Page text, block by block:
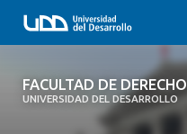
FACULTAD DE DERECHO
UNIVERSIDAD DEL DESARROLLO
FACULTAD DE DERECHO